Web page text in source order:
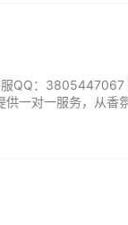
QQ：
一对一服务，从香